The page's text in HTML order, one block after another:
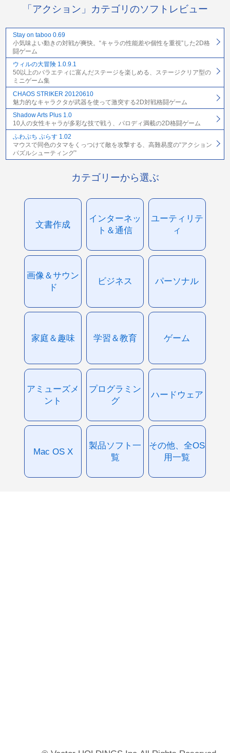
「アクション」カテゴリのソフトレビュー
Stay on taboo 0.69
小気味よい動きの対戦が爽快。“キャラの性能差や個性を重視”した2D格
闘ゲーム
ウィルの大冒険 1.0.9.1
50以上のバラエティに富んだステージを楽しめる、ステージクリア型の
ミニゲーム集
CHAOS STRIKER 20120610
魅力的なキャラクタが武器を使って激突する2D対戦格闘ゲーム
Shadow Arts Plus 1.0
10人の女性キャラが多彩な技で戦う、パロディ満載の2D格闘ゲーム
ふわぷち ぷらす 1.02
マウスで同色のタマをくっつけて敵を攻撃する、高難易度の“アクション
パズルシューティング”
カテゴリーから選ぶ
文書作成
インターネッ
ト＆通信
ユーティリテ
ィ
画像＆サウン
ド
ビジネス パーソナル
家庭＆趣味 学習＆教育 ゲーム
アミューズメ
ント
プログラミン
グ
ハードウェア
Mac OS X
製品ソフト一
覧
その他、全OS
用一覧